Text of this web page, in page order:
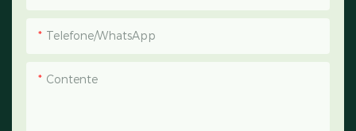
Telefone/WhatsApp
Contente